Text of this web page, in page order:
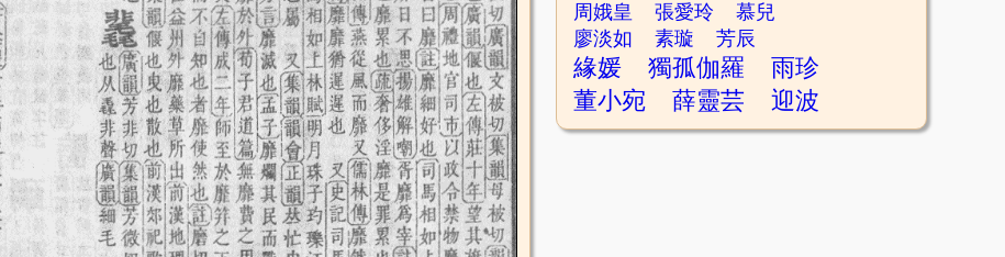
周娥皇
張愛玲
慕兒
廖淡如
素璇 芳辰
緣媛 獨孤伽羅
雨珍
董小宛
薛靈芸 迎波